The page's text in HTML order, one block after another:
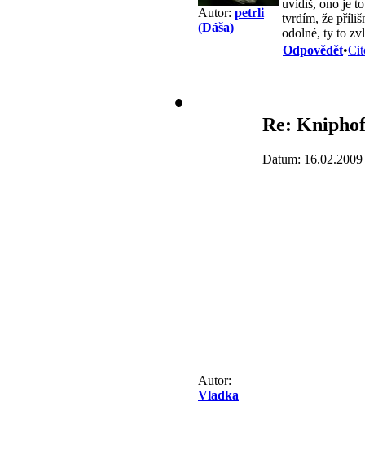
Autor: petrli
(Dáša)
uvidíš, ono je
tvrdím, že
odolné, ty to
Odpovědět•
Autor:
Vladka
Re:
Datum: